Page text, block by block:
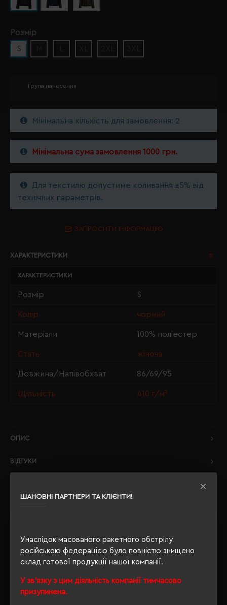
ШАНОВНІ ПАРТНЕРИ ТА КЛІЄНТИ!
Унаслідок масованого ракетного обстрілу
російською федерацією було повністю знищено
склад готової продукції нашої компанії.
У зв'язку з цим діяльність компанії тимчасово
призупинена.
Розмір
S
Група нанесення
Мінімальна кількість для замовлення: 2
Мінімальна сума замовлення 1000 грн.
Для текстилю допустиме коливання ±5% від
технічних параметрів.
ЗАПРОСИТИ ІНФОРМАЦІЮ
ХАРАКТЕРИСТИКИ
ХАРАКТЕРИСТИКИ
Розмір S
Колір чорний
Матеріали 100% поліестер
Стать жіноча
Довжина/Напівобхват 86/69/95
Щільність 410 г/м²
ОПИС
ВІДГУКИ